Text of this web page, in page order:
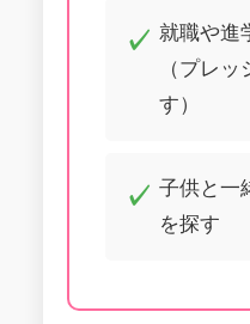
就職や進
（プレ
す）
子供と一
を探す